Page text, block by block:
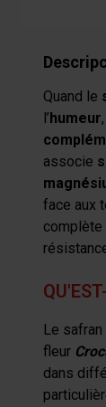
Quand le
l’humeur
associe
face aux
complète
Le
fleur
dans